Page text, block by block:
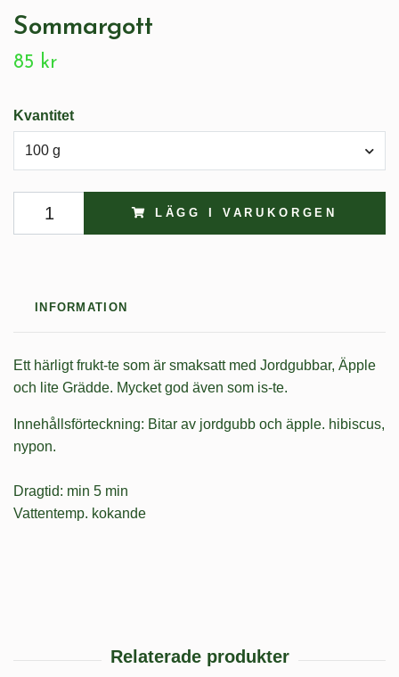
Sommargott
85 kr
Kvantitet
100 g
LÄGG I VARUKORGEN
INFORMATION
Ett härligt frukt-te som är smaksatt med Jordgubbar, Äpple
och lite Grädde. Mycket god även som is-te.
Innehållsförteckning: Bitar av jordgubb och äpple. hibiscus,
nypon.
Dragtid: min 5 min
Vattentemp. kokande